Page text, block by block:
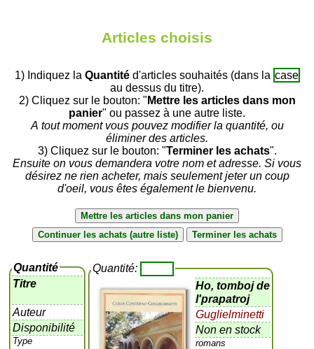
Articles choisis
1) Indiquez la Quantitéd'articles souhaités (dans la case
au dessus du titre).
2) Cliquez sur le bouton: " Mettre les articles dans mon
panier" ou passez à une autre liste.
A tout moment vous pouvez modifier la quantité, ou
éliminer des articles.
3) Cliquez sur le bouton: "Terminer les achats".
Ensuite on vous demandera votre nom et adresse. Si vous
désirez ne rien acheter, mais seulement jeter un coup
d'oeil, vous êtes également le bienvenu.
Quantité
Titre
Auteur
Disponibilité
Type
Quantité:
Ho, tomboj de
l'prapatroj
Guglielminetti
Non en stock
romans